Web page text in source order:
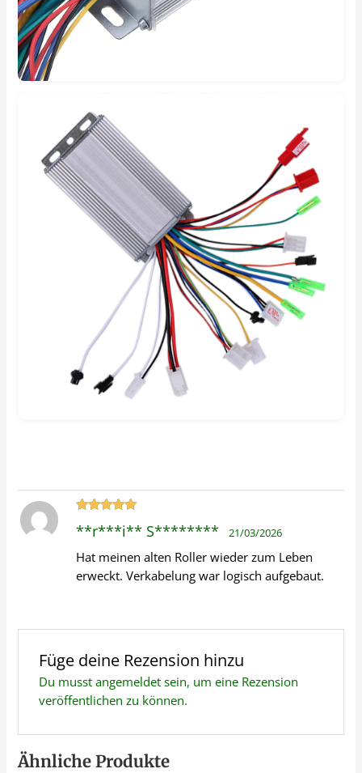
mit5von 5
**r***i** S******** 21/03/2026
Hat meinen alten Roller wieder zum Leben
erweckt. Verkabelung war logisch aufgebaut.
Füge deine Rezension hinzu
Du musst angemeldetsein, um eine Rezension
veröffentlichen zu können.
Ähnliche Produkte